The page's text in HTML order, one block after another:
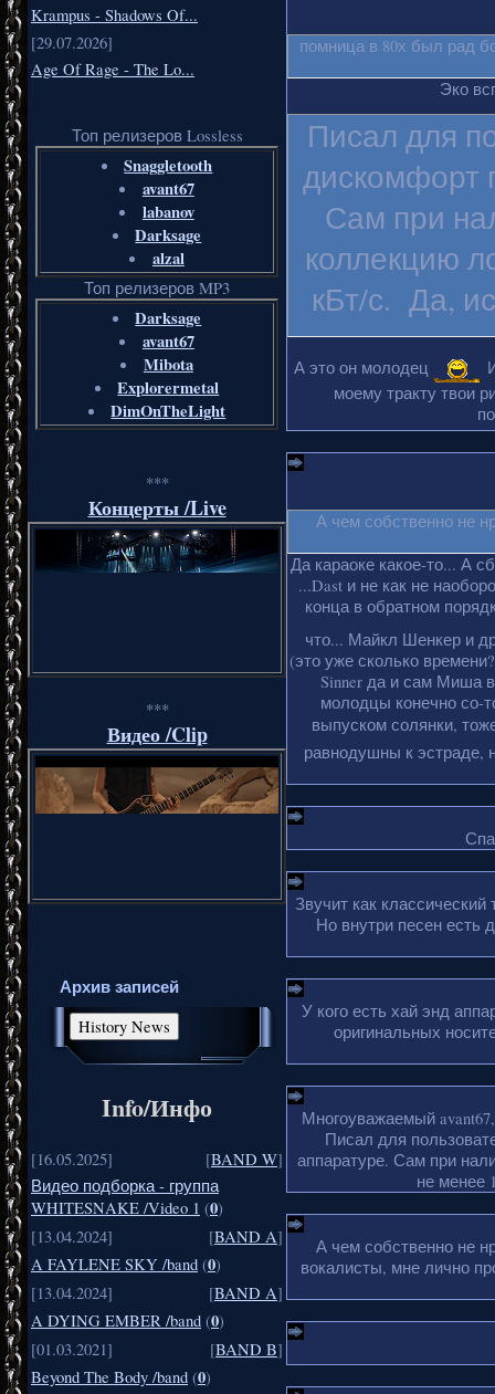
Krampus - Shadows Of...
[29.07.2026]
Age Of Rage - The Lo...
Топ релизеров Lossless
Snaggletooth
avant67
labanov
Darksage
alzal
Топ релизеров MP3
Darksage
avant67
Mibota
Explorermetal
DimOnTheLight
***
Концерты /Live
***
Видео /Clip
Архив записей
Info/Инфо
[16.05.2025] [BAND W]
Видео подборка - группа
WHITESNAKE /Video 1 (0)
[13.04.2024]
[BAND A]
A FAYLENE SKY /band (0)
[13.04.2024]
[BAND A]
A DYING EMBER /band (0)
[01.03.2021]
[BAND B]
Beyond The Body /band (0)
помница в 80х был рад
Эко
Писал для
дискомфорт
Сам при
коллекцию
кБт/с. Да,
А это он молодец
моему тракту твои
А чем собственно не
Да караоке какое-то... А
...Dast и не как не
конца в обратном
что... Майкл Шенкер и
(это уже сколько
Sinner да и сам Миша
молодцы конечно со-
выпуском солянки,
равнодушны к эстраде,
Звучит как
Но внутри песен есть
У кого есть хай энд
оригинальных
Многоуважаемый
Писал для
аппаратуре. Сам при
не менее
А чем собственно не
вокалисты, мне лично